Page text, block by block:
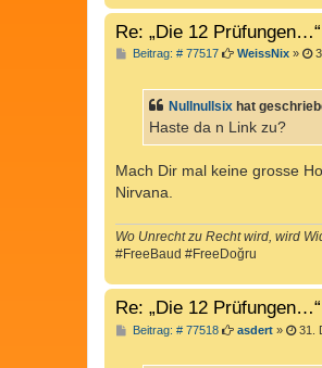
Re: „Die 12 Prüfungen…“
Beitrag: # 77517B
r
a
WeissNix»
Nullnullsix hat
Haste da n Link zu?
Mach Dir mal keine grosse
Nirvana.
Wo Unrecht zu Recht wird, wird
#FreeBaud #FreeDoğru
Re: „Die 12 Prüfungen…“
Beitrag: # 77518B
asdert» 31.